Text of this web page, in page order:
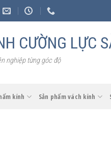
CƯỜNG LỰC
nghiệp từng góc độ
kính Sản phẩm vách kính